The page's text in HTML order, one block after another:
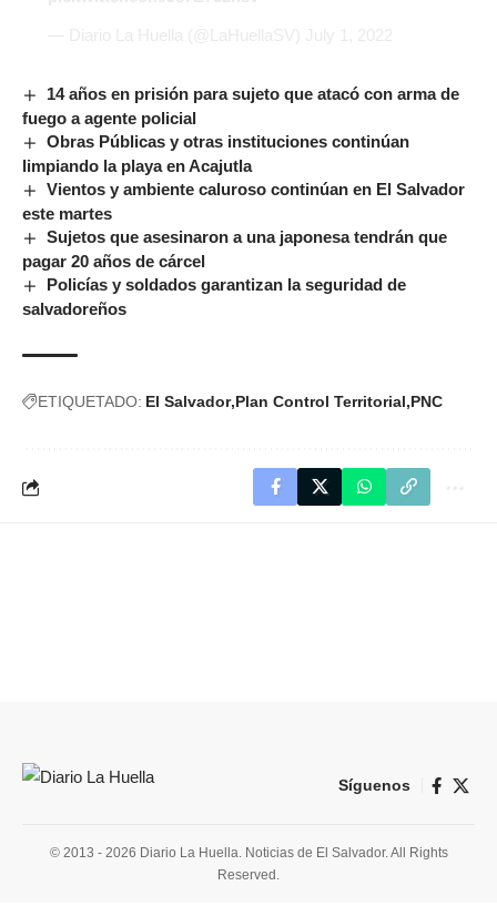
14 años en prisión para sujeto que atacó con arma de
fuego a agente policial
Obras Públicas y otras instituciones continúan
limpiando la playa en Acajutla
Vientos y ambiente caluroso continúan en El Salvador
este martes
Sujetos que asesinaron a una japonesa tendrán que
pagar 20 años de cárcel
Policías y soldados garantizan la seguridad de
salvadoreños
ETIQUETADO: El Salvador Plan Control Territorial PNC
Síguenos
© 2013 - 2026 Diario La Huella. Noticias de El Salvador. All Rights
Reserved.